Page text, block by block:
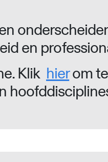
en
Klik hierom